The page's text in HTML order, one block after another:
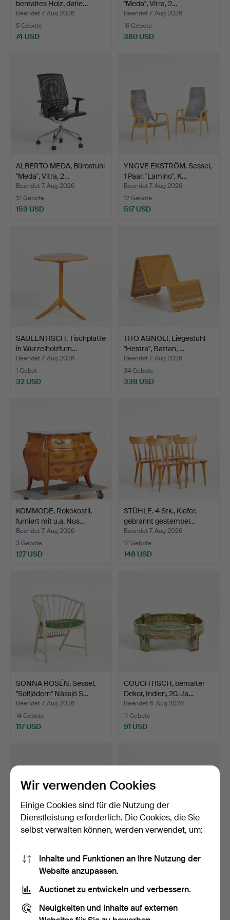
bemaltes Holz, datie…
Beendet 7. Aug 2026
5 Gebote
74 USD
''Meda'', Vitra, 2…
Beendet 7. Aug 2026
16 Gebote
380 USD
ALBERTO MEDA, Bürostuhl
''Meda'', Vitra, 2…
Beendet 7. Aug 2026
12 Gebote
159 USD
YNGVE EKSTRÖM. Sessel,
1 Paar, "Lamino", K…
Beendet 7. Aug 2026
12 Gebote
517 USD
SÄULENTISCH. Tischplatte
in Wurzelholzfurn…
Beendet 7. Aug 2026
1 Gebot
32 USD
TITO AGNOLI, Liegestuhl
"Hestra", Rattan, …
Beendet 7. Aug 2026
34 Gebote
338 USD
KOMMODE, Rokokostil,
furniert mit u.a. Nus…
Beendet 7. Aug 2026
3 Gebote
127 USD
STÜHLE. 4 Stk., Kiefer,
gebrannt gestempel…
Beendet 7. Aug 2026
17 Gebote
148 USD
SONNA ROSÉN. Sessel,
"Solfjädern" Nässjö S…
Beendet 7. Aug 2026
14 Gebote
117 USD
COUCHTISCH, bemalter
Dekor, Indien, 20. Ja…
Beendet 6. Aug 2026
11 Gebote
91 USD
CARL MALMSTEN.
Sideboard, "Herrgården",
Beendet 6. Aug 2026
15 Gebote
KOMMODE, englischer Stil,
3 Schubladen, Me…
19 Gebote
Wir verwenden Cookies
Einige Cookies sind für die Nutzung der
Dienstleistung erforderlich. Die Cookies, die Sie
selbst verwalten können, werden verwendet, um:
Inhalte und Funktionen an Ihre Nutzung der
Website anzupassen.
Auctionet zu entwickeln und verbessern.
Neuigkeiten und Inhalte auf externen